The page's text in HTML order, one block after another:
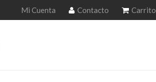
Mi Cuenta Contacto Carrito